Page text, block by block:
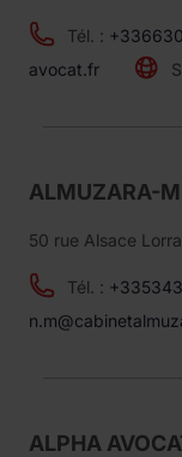
Tél. :
avocat.fr
ALMUZARA-
50 rue Alsace
Tél. :
ALPHA